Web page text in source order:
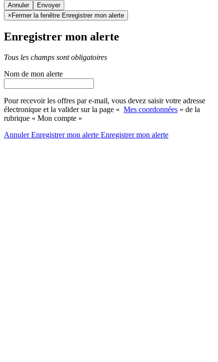
Annuler
× Fermer la fenêtre Enregistrer mon alerte
Enregistrer mon alerte
Tous les champs sont obligatoires
Nom de mon alerte
Pour recevoir les offres par e-mail, vous devez saisir votre adresse
électronique et la valider sur la page « Mes coordonnées » de la
rubrique « Mon compte »
AnnulerEnregistrer mon alerte Enregistrermon alerte